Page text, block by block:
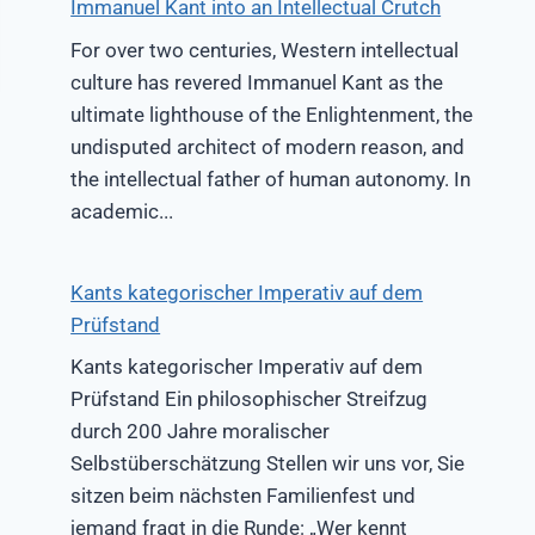
Immanuel Kant into an Intellectual Crutch
For over two centuries, Western intellectual
culture has revered Immanuel Kant as the
ultimate lighthouse of the Enlightenment, the
undisputed architect of modern reason, and
the intellectual father of human autonomy. In
academic...
Kants kategorischer Imperativ auf dem
Prüfstand
Kants kategorischer Imperativ auf dem
Prüfstand Ein philosophischer Streifzug
durch 200 Jahre moralischer
Selbstüberschätzung Stellen wir uns vor, Sie
sitzen beim nächsten Familienfest und
jemand fragt in die Runde: „Wer kennt